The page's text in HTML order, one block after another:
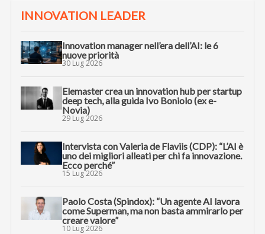
INNOVATION LEADER
Innovation manager nell’era dell’AI: le 6
nuove priorità
30 Lug 2026
Elemaster crea un innovation hub per startup
deep tech, alla guida Ivo Boniolo (ex e-
Novia)
29 Lug 2026
Intervista con Valeria de Flaviis (CDP): “L’AI è
uno dei migliori alleati per chi fa innovazione.
Ecco perché”
15 Lug 2026
Paolo Costa (Spindox): “Un agente AI lavora
come Superman, ma non basta ammirarlo per
creare valore”
10 Lug 2026